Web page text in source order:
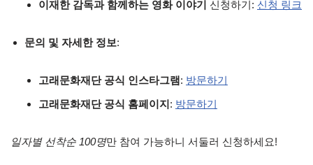
이재한 감독과 함께하는 영화 이야기 신청하기: 신청 링크
문의 및 자세한 정보:
고래문화재단 공식 인스타그램: 방문하기
고래문화재단 공식 홈페이지: 방문하기
일자별 선착순 100명만 참여 가능하니 서둘러 신청하세요!